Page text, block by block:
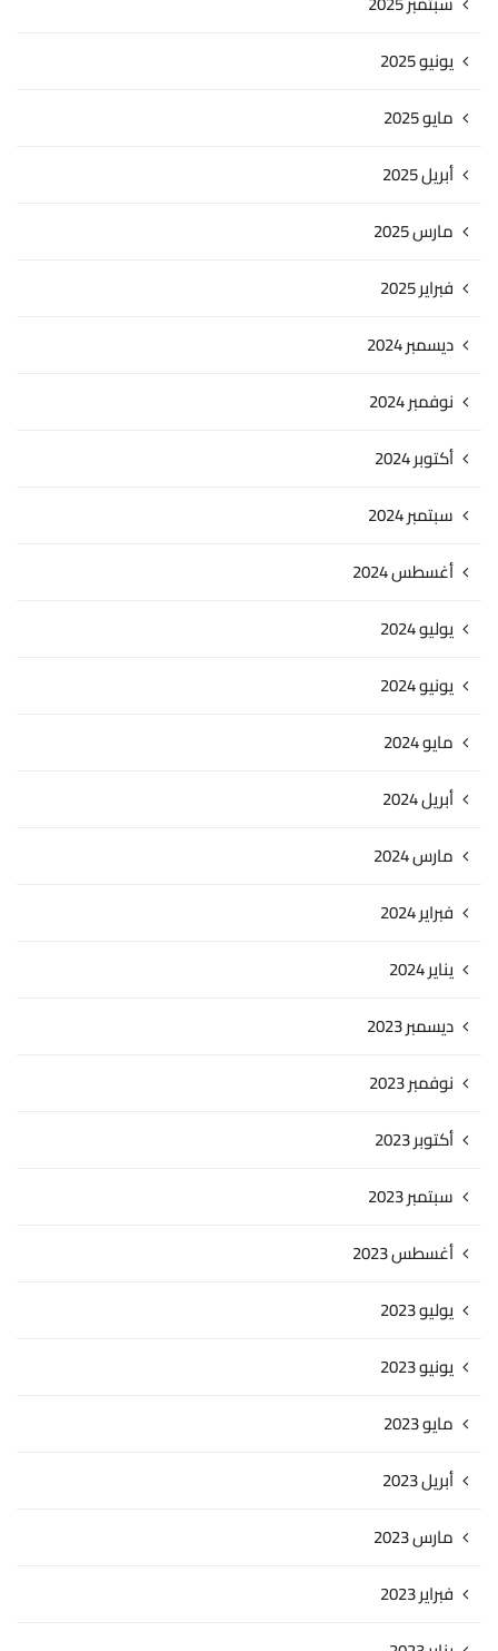
يونيو 2025
مايو 2025
أبريل 2025
مارس 2025
فبراير 2025
ديسمبر 2024
نوفمبر 2024
أكتوبر 2024
سبتمبر 2024
أغسطس 2024
يوليو 2024
يونيو 2024
مايو 2024
أبريل 2024
مارس 2024
فبراير 2024
يناير 2024
ديسمبر 2023
نوفمبر 2023
أكتوبر 2023
سبتمبر 2023
أغسطس 2023
يوليو 2023
يونيو 2023
مايو 2023
أبريل 2023
مارس 2023
فبراير 2023